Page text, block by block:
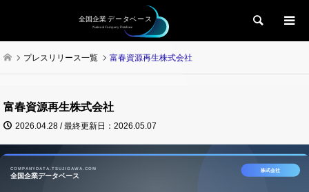
検索
プレスリリース一覧 富春資源再生株式会社
富春資源再生株式会社
2026.04.28 / 最終更新日：2026.05.07